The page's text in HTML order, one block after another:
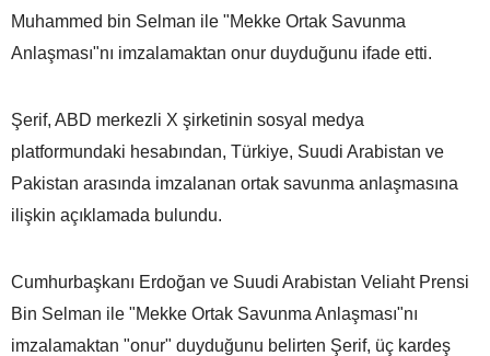
Muhammed bin Selman ile "Mekke Ortak Savunma
Anlaşması"nı imzalamaktan onur duyduğunu ifade etti.
Şerif, ABD merkezli X şirketinin sosyal medya
platformundaki hesabından, Türkiye, Suudi Arabistan ve
Pakistan arasında imzalanan ortak savunma anlaşmasına
ilişkin açıklamada bulundu.
Cumhurbaşkanı Erdoğan ve Suudi Arabistan Veliaht Prensi
Bin Selman ile "Mekke Ortak Savunma Anlaşması"nı
imzalamaktan "onur" duyduğunu belirten Şerif, üç kardeş